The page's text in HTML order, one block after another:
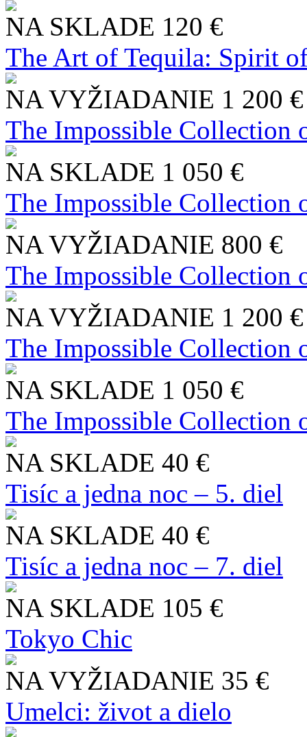
NA SKLADE 120 €
The Art of Tequila: Spirit
NA VYŽIADANIE 1 200 €
The Impossible Collection
NA SKLADE 1 050 €
The Impossible Collection
NA VYŽIADANIE 800 €
The Impossible Collection
NA VYŽIADANIE 1 200 €
The Impossible Collection
NA SKLADE 1 050 €
The Impossible Collection
NA SKLADE 40 €
Tisíc a jedna noc – 5. diel
NA SKLADE 40 €
Tisíc a jedna noc – 7. diel
NA SKLADE 105 €
Tokyo Chic
NA VYŽIADANIE 35 €
Umelci: život a dielo